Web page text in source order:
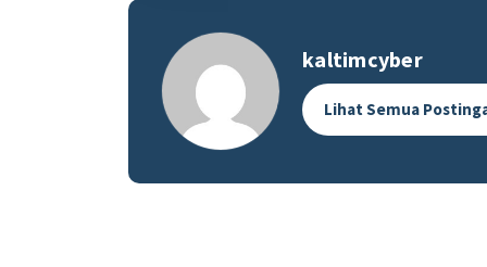
kaltimcyber
Lihat Semua